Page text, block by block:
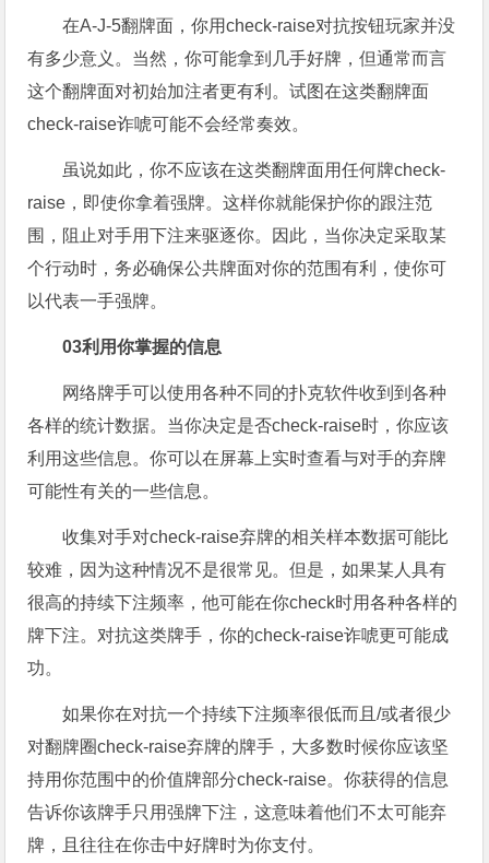
在A-J-5翻牌面，你用check-raise对抗按钮玩家并没
有多少意义。当然，你可能拿到几手好牌，但通常而言
这个翻牌面对初始加注者更有利。试图在这类翻牌面
check-raise诈唬可能不会经常奏效。
虽说如此，你不应该在这类翻牌面用任何牌check-
raise，即使你拿着强牌。这样你就能保护你的跟注范
围，阻止对手用下注来驱逐你。因此，当你决定采取某
个行动时，务必确保公共牌面对你的范围有利，使你可
以代表一手强牌。
03利用你掌握的信息
网络牌手可以使用各种不同的扑克软件收到到各种
各样的统计数据。当你决定是否check-raise时，你应该
利用这些信息。你可以在屏幕上实时查看与对手的弃牌
可能性有关的一些信息。
收集对手对check-raise弃牌的相关样本数据可能比
较难，因为这种情况不是很常见。但是，如果某人具有
很高的持续下注频率，他可能在你check时用各种各样的
牌下注。对抗这类牌手，你的check-raise诈唬更可能成
功。
如果你在对抗一个持续下注频率很低而且/或者很少
对翻牌圈check-raise弃牌的牌手，大多数时候你应该坚
持用你范围中的价值牌部分check-raise。你获得的信息
告诉你该牌手只用强牌下注，这意味着他们不太可能弃
牌，且往往在你击中好牌时为你支付。